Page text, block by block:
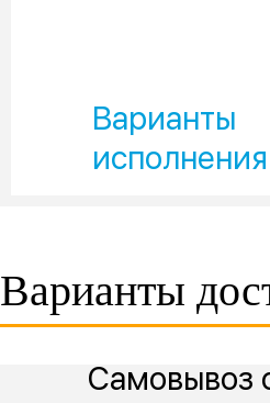
Варианты
Варианты
Самовывоз